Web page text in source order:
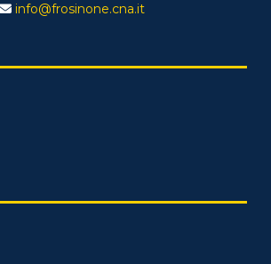
info@frosinone.cna.it